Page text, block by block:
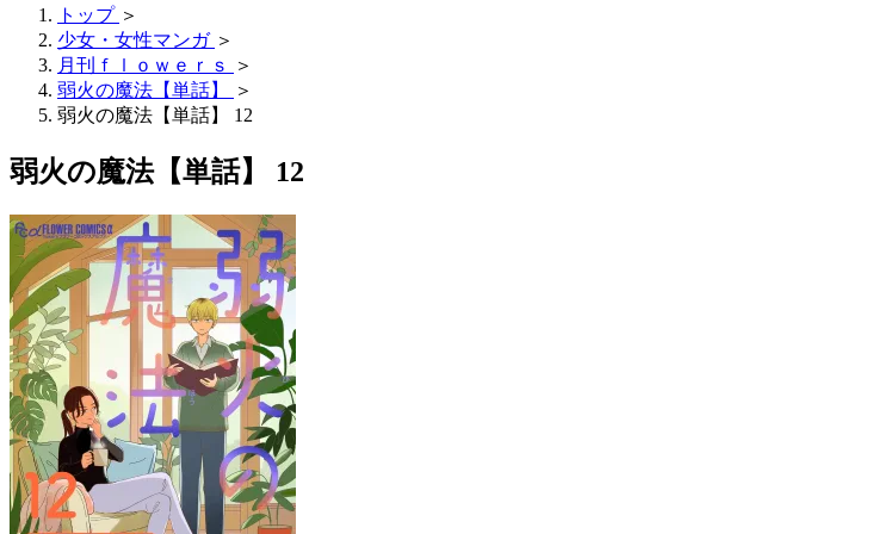
トップ ＞
少女・女性マンガ ＞
月刊ｆｌｏｗｅｒｓ
＞
弱火の魔法【単話】
＞
弱火の魔法【単話】 12
弱火の魔法【単話】 12